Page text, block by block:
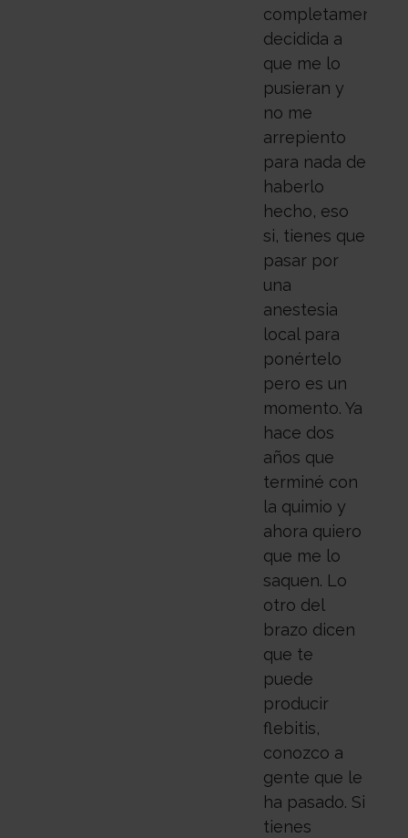
completamente
decidida a
que me lo
pusieran y
no me
arrepiento
para nada de
haberlo
hecho, eso
si, tienes que
pasar por
una
anestesia
local para
ponértelo
pero es un
momento. Ya
hace dos
años que
terminé con
la quimio y
ahora quiero
que me lo
saquen. Lo
otro del
brazo dicen
que te
puede
producir
flebitis,
conozco a
gente que le
ha pasado. Si
tienes